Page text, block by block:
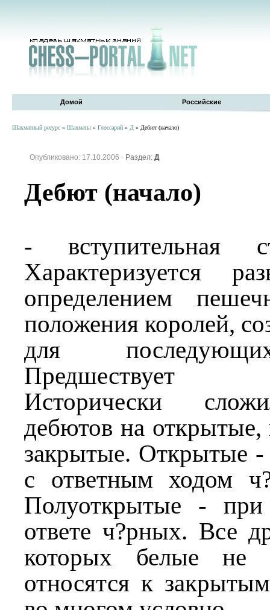
Домой Российские
Шахматный ресурс » Шахматы » Глоссарий » Д » Дебют (начало)
Опубликовано: 17.10.2006 · Раздел: Д
Дебют (начало)
- вступительная
Характеризуется
определением
положения королей,
для
Предшествует
Исторически
дебютов на
закрытые. Открытые -
с ответным ходом
Полуоткрытые -
ответе ч?рных. Все
которых белые
относятся к